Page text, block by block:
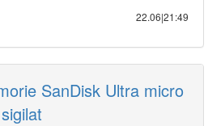
22.06|21:49
SanDisk Ultra micro